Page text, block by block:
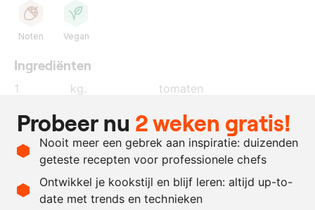
Noten Vegan
Ingrediënten
1 kg.
tomaten
5
gram
amandelolie
naar
zout en peper
Recept omrekenen
Probeer nu 2 weken gratis!
Nooit meer een gebrek aan inspiratie: duizenden
geteste recepten voor professionele chefs
Ontwikkel je kookstijl en blijf leren: altijd up-to-
date met trends en technieken